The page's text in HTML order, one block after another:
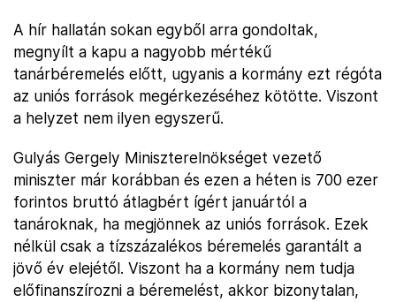
A hír hallatán sokan egyből arra gondoltak,
megnyílt a kapu a nagyobb mértékű
tanárbéremelés előtt, ugyanis a kormány ezt régóta
az uniós források megérkezéséhez kötötte. Viszont
a helyzet nem ilyen egyszerű.
Gulyás Gergely Miniszterelnökséget vezető
miniszter már korábban és ezen a héten is 700 ezer
forintos bruttó átlagbért ígért januártól a
tanároknak, ha megjönnek az uniós források. Ezek
nélkül csak a tízszázalékos béremelés garantált a
jövő év elejétől. Viszont ha a kormány nem tudja
előfinanszírozni a béremelést, akkor bizonytalan,